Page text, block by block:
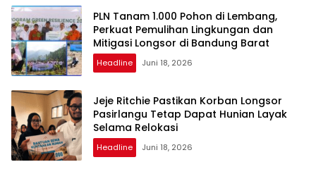
PLN Tanam 1.000 Pohon di Lembang,
Perkuat Pemulihan Lingkungan dan
Mitigasi Longsor di Bandung Barat
Headline Juni 18, 2026
Jeje Ritchie Pastikan Korban Longsor
Pasirlangu Tetap Dapat Hunian Layak
Selama Relokasi
Headline Juni 18, 2026